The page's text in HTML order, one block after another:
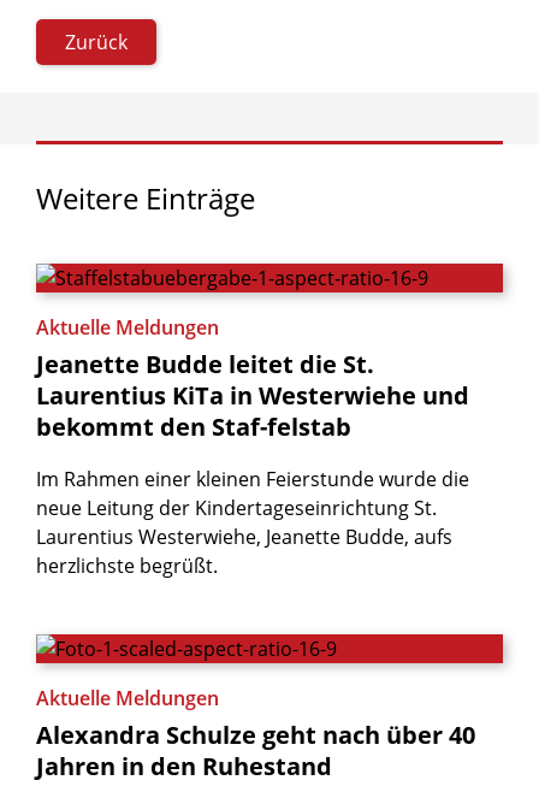
Zurück
Weitere Einträge
Aktuelle Meldungen
Jeanette Budde leitet die St.
Laurentius KiTa in Westerwiehe und
bekommt den Staf-felstab
Im Rahmen einer kleinen Feierstunde wurde die
neue Leitung der Kindertageseinrichtung St.
Laurentius Westerwiehe, Jeanette Budde, aufs
herzlichste begrüßt.
Aktuelle Meldungen
Alexandra Schulze geht nach über40
Jahren in den Ruhestand